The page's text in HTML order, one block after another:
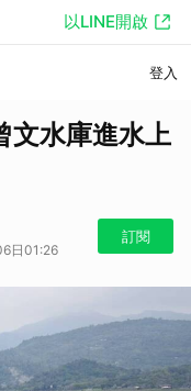
以LINE開啟
登入
文水庫進水上
日01:26
訂閱